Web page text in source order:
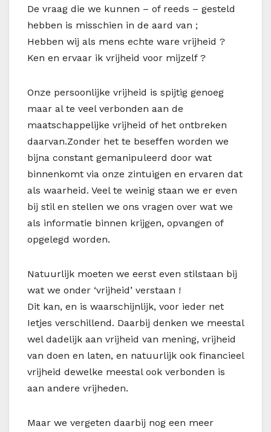
De vraag die we kunnen – of reeds – gesteld
hebben is misschien in de aard van ;
Hebben wij als mens echte ware vrijheid ?
Ken en ervaar ik vrijheid voor mijzelf ?
Onze persoonlijke vrijheid is spijtig genoeg
maar al te veel verbonden aan de
maatschappelijke vrijheid of het ontbreken
daarvan.Zonder het te beseffen worden we
bijna constant gemanipuleerd door wat
binnenkomt via onze zintuigen en ervaren dat
als waarheid. Veel te weinig staan we er even
bij stil en stellen we ons vragen over wat we
als informatie binnen krijgen, opvangen of
opgelegd worden.
Natuurlijk moeten we eerst even stilstaan bij
wat we onder ‘vrijheid’ verstaan !
Dit kan, en is waarschijnlijk, voor ieder net
Ietjes verschillend. Daarbij denken we meestal
wel dadelijk aan vrijheid van mening, vrijheid
van doen en laten, en natuurlijk ook financieel
vrijheid dewelke meestal ook verbonden is
aan andere vrijheden.
Maar we vergeten daarbij nog een meer